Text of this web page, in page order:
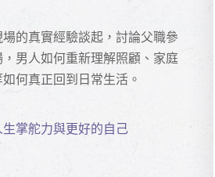
的真實經驗談起，討論父職參
男人如何重新理解照顧、家庭
何真正回到日常生活。
掌舵力與更好的自己